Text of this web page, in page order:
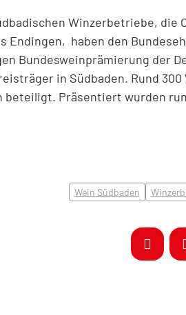
Winzerbetriebe, die
Endingen, haben den
Bundesweinprämierung der
in Südbaden. Rund
beteiligt. Präsentiert wurden
Wein Südbaden